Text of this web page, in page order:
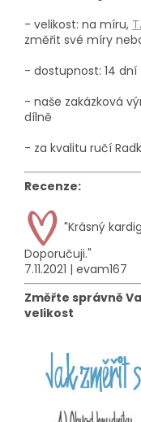
- velikost: na míru,
změřit své míry
- dostupnost: 14 dní
- naše zakázková
dílně
- za kvalitu ručí
Recenze:
"Krásný
Doporučuji."
7.11.2021 | evam167
Změřte správně
velikost